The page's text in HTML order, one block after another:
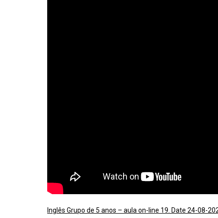
Inglês Grupo de 5 anos – aula on-line 19. Date 24-08-